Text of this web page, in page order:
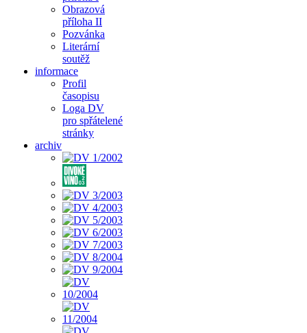
Obrazová
příloha II
Pozvánka
Literární
soutěž
informace
Profil
časopisu
Loga DV
pro spřátelené
stránky
archiv